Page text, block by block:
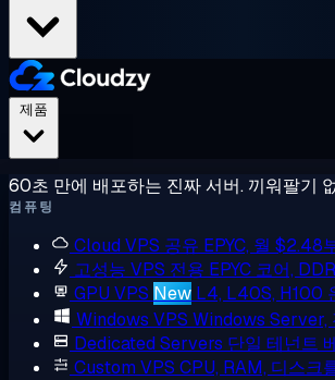
60초 만에 배포하는 진짜 서버. 끼워팔기
컴퓨팅
Cloud VPS 공유 EPYC, 월 $2.48
고성능 VPS 전용 EPYC 코어,
GPU VPS New L4, L40S, H100
Windows VPS Windows Server,
Dedicated Servers 단일 테넌트
Custom VPS CPU, RAM, 디스크